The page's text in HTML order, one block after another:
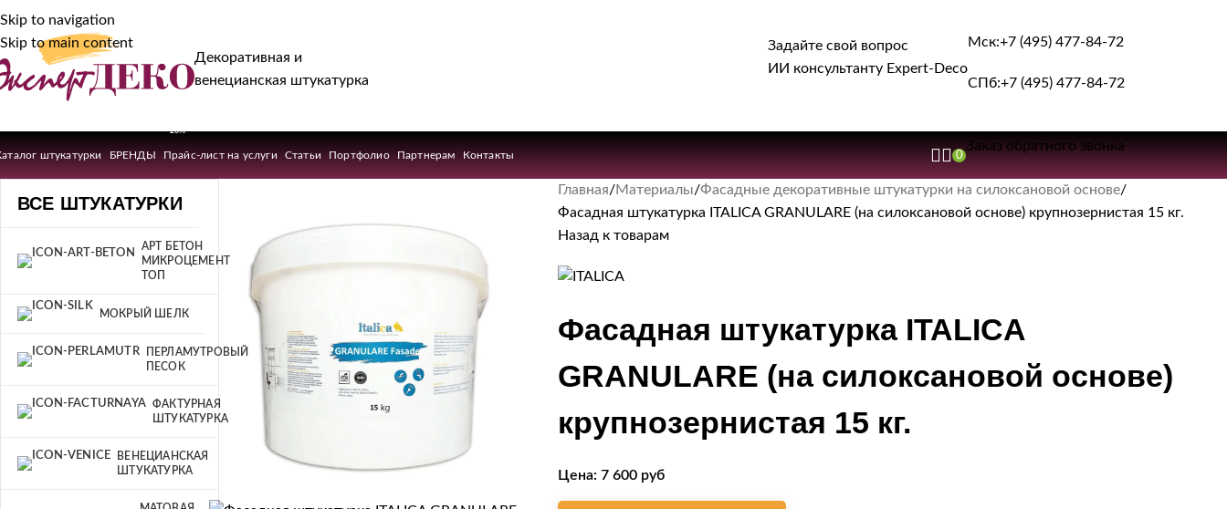
Skip to navigation
Skip to main content
Декоративная и
венецианская штукатурка
Задайте свой вопрос
ИИ консультанту Expert-Deco
Мск:+7 (495) 477-84-72
СПб:+7 (495) 477-84-72
штукатурки БРЕНДЫ Прайс-лист на услуги
-20%
Статьи Портфолио Партнерам Контакты 0
Заказ обратного звонка
ВСЕ ШТУКАТУРКИ
АРТ БЕТОН
МИКРОЦЕМЕНТ
ТОП
МОКРЫЙ ШЕЛК
ПЕРЛАМУТРОВЫЙ
ПЕСОК
ФАКТУРНАЯ
ШТУКАТУРКА
ВЕНЕЦИАНСКАЯ
ШТУКАТУРКА
Главная Материалы Фасадные декоративные штукатурки на силоксановой основе
Фасадная штукатурка ITALICA GRANULARE (на силоксановой основе) крупнозернистая 15 кг.
Назад к товарам
Фасадная штукатурка ITALICA
GRANULARE (на силоксановой основе)
крупнозернистая 15 кг.
Цена: 7 600 руб